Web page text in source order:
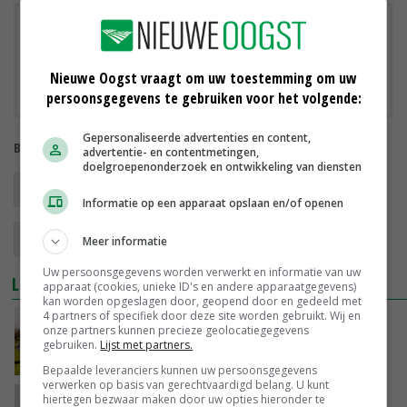
Downloads
Ontwerp-Nota Ruimte
Bekijk meer over:
ruimtelijke ordening
waterbeheer landbouwpolitiek
LEES OOK
'Op mooie intenties kunnen boeren en
tuinders niet investeren'
Land van Cuijk trekt ongebruikte
Nieuwe Oogst vraagt om uw toestemming om uw
persoonsgegevens te gebruiken voor het volgende:
Gepersonaliseerde advertenties en content,
advertentie- en contentmetingen,
doelgroepenonderzoek en ontwikkeling van diensten
Informatie op een apparaat opslaan en/of openen
Meer informatie
Uw persoonsgegevens worden verwerkt en informatie van uw
apparaat (cookies, unieke ID's en andere apparaatgegevens)
kan worden opgeslagen door, geopend door en gedeeld met
4 partners of specifiek door deze site worden gebruikt. Wij en
onze partners kunnen precieze geolocatiegegevens
gebruiken. Lijst met partners.
Bepaalde leveranciers kunnen uw persoonsgegevens
verwerken op basis van gerechtvaardigd belang. U kunt
hiertegen bezwaar maken door uw opties hieronder te